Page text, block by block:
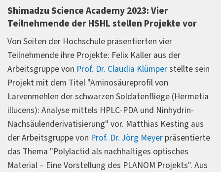
Shimadzu Science Academy 2023: Vier
Teilnehmende der HSHL stellen Projekte vor
Von Seiten der Hochschule präsentierten vier
Teilnehmende ihre Projekte: Felix Kaller aus der
Arbeitsgruppe von Prof. Dr. Claudia Klümperstellte sein
Projekt mit dem Titel "Aminosäureprofil von
Larvenmehlen der schwarzen Soldatenfliege (Hermetia
illucens): Analyse mittels HPLC-PDA und Ninhydrin-
Nachsäulenderivatisierung" vor. Matthias Kesting aus
der Arbeitsgruppe von Prof. Dr. Jörg Meyer präsentierte
das Thema "Polylactid als nachhaltiges optisches
Material – Eine Vorstellung des PLANOM Projekts". Aus